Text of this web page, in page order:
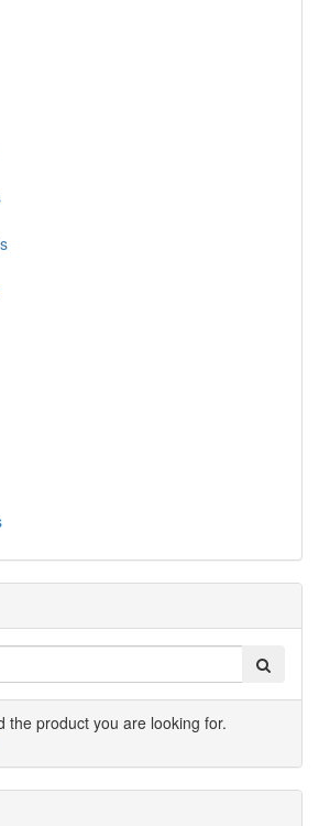
the product you are looking for.